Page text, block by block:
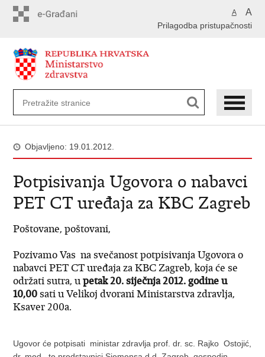
A A
Prilagodba pristupačnosti
Objavljeno: 19.01.2012.
Potpisivanja Ugovora o nabavci
PET CT uređaja za KBC Zagreb
Poštovane, poštovani,
Pozivamo Vas na svečanost potpisivanja Ugovora o
nabavci PET CT uređaja za KBC Zagreb, koja će se
održati sutra, upetak 20. siječnja 2012. godine u
10,00sati u Velikoj dvorani Ministarstva zdravlja,
Ksaver 200a.
Ugovor će potpisati ministar zdravlja prof. dr. sc. Rajko Ostojić,